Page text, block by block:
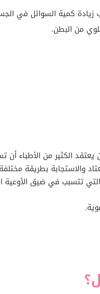
زيادة كمية السوائل في
من البطن.
الكثير من الأطباء
والاستجابة بطريقة
تتسبب في ضيق الأوعية